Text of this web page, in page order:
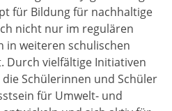
für Bildung für nachhaltige
nicht nur im regulären
in weiteren schulischen
Durch vielfältige Initiativen
Schülerinnen und Schüler
für Umwelt- und